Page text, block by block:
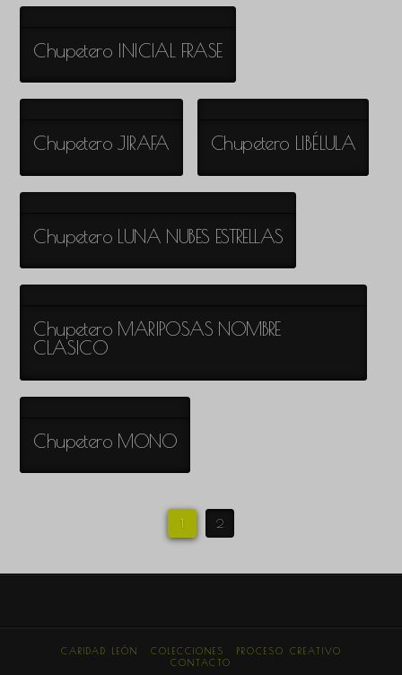
Chupetero INICIAL FRASE
Chupetero JIRAFA Chupetero LIBÉLULA
Chupetero LUNA NUBES ESTRELLAS
Chupetero MARIPOSAS NOMBRE
CLASICO
Chupetero MONO
1 2
CARIDAD LEÓN COLECCIONES
PROCESO CREATIVO
CONTACTO